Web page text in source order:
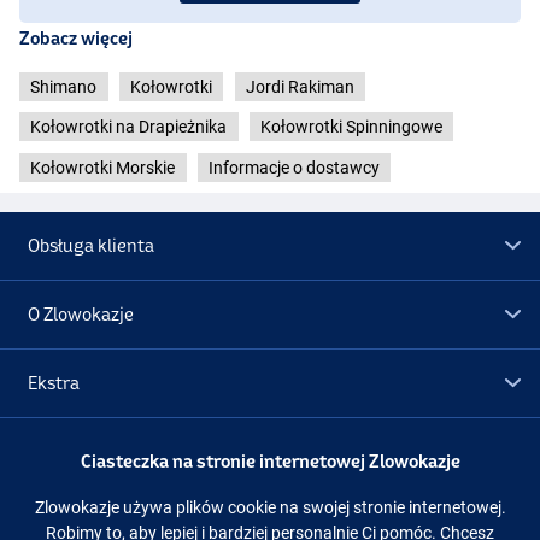
- Waga: 220g
- Pojemność szpuli: 0.16mm/150m
- Prędkość nawoju: 86cm
- Długość korbki: 5,5 cm
- Łożyska kulkowe: 6/1
Kołowrotek Shimano Stradic FM 4000
- Waga: 275g
- Długość korbki: 5,5 cm
- Łożyska kulkowe: 6/1
Kołowrotek Shimano Stradic FM 4000 XG
- Przełożenie: 6,2:1
- Waga: 275g
- Prędkość nawoju: 101cm
Zobacz więcej
Shimano Kołowrotki Jordi Rakiman
Kołowrotki na Drapieżnika Kołowrotki Spinningowe
Kołowrotki Morskie Informacje o dostawcy
Obsługa klienta
O Zlowokazje
Ekstra
Promocje
Obserwuj nas Facebook Instagram
Ciasteczka na stronie internetowej Zlowokazje
Zlowokazje używa plików cookie na swojej stronie internetowej.
Robimy to, aby lepiej i bardziej personalnie Ci pomóc. Chcesz